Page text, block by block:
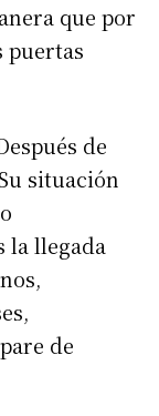
que por
puertas
de
situación
la llegada
de